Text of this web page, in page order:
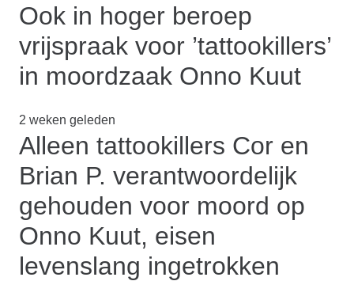
Ook in hoger beroep
vrijspraak voor ’tattookillers’
in moordzaak Onno Kuut
2 weken geleden
Alleen tattookillers Cor en
Brian P. verantwoordelijk
gehouden voor moord op
Onno Kuut, eisen
levenslang ingetrokken